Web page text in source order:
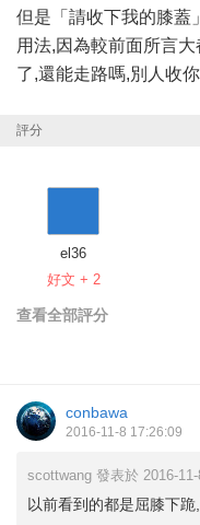
但是「請收下我的膝蓋
用法,因為較前面所言
了,還能走路嗎,別人收
評分
el36
好文 + 2
查看全部評分
conbawa
2016-11-8 17:26:09
scottwang 發表於 2016-
以前看到的都是屈膝下